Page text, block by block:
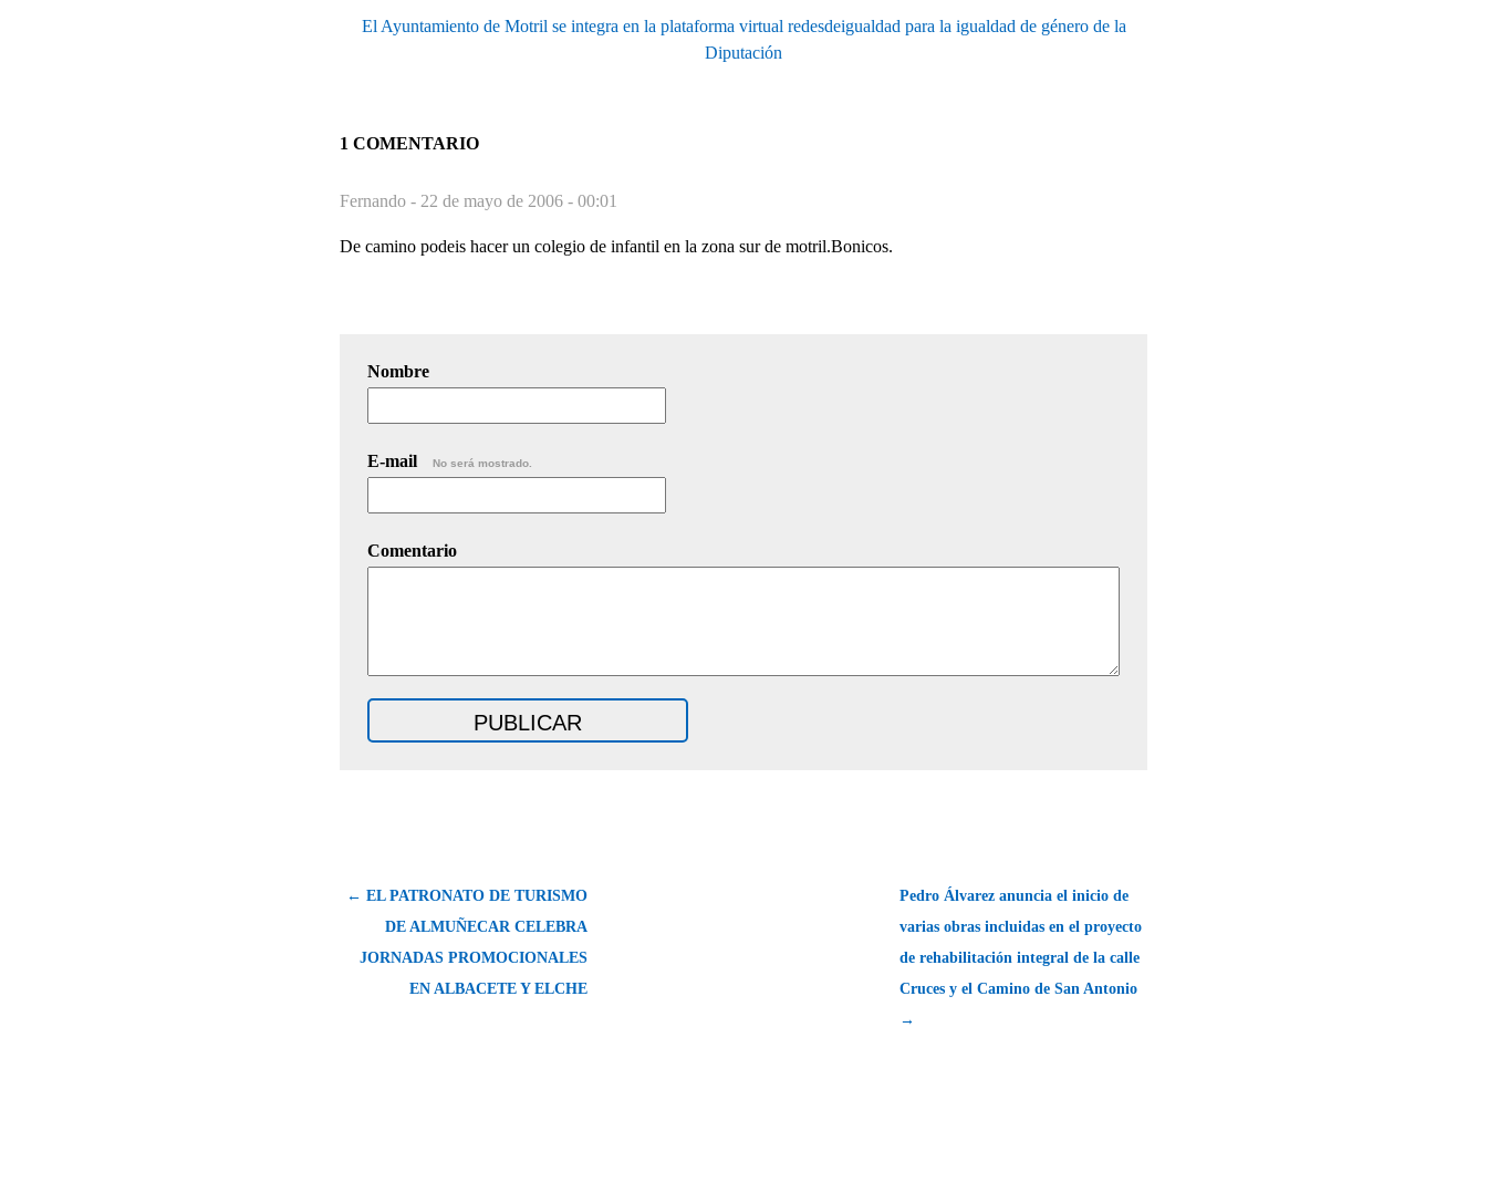
El Ayuntamiento de Motril se integra en la plataforma virtual redesdeigualdad para la igualdad de género de la
Diputación
1 COMENTARIO
Fernando - 22 de mayo de 2006 - 00:01
De camino podeis hacer un colegio de infantil en la zona sur de motril.Bonicos.
Nombre
E-mail No será mostrado.
Comentario
← EL PATRONATO DE TURISMO
DE ALMUÑECAR CELEBRA
JORNADAS PROMOCIONALES
EN ALBACETE Y ELCHE
Pedro Álvarez anuncia el inicio de
varias obras incluidas en el proyecto
de rehabilitación integral de la calle
Cruces y el Camino de San Antonio
→